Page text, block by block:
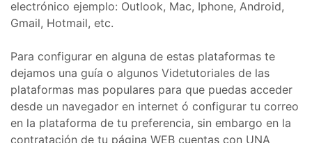
electrónico ejemplo: Outlook, Mac, Iphone, Android,
Gmail, Hotmail, etc.
Para configurar en alguna de estas plataformas te
dejamos una guía o algunos Videtutoriales de las
plataformas mas populares para que puedas acceder
desde un navegador en internet ó configurar tu correo
en la plataforma de tu preferencia, sin embargo en la
contratación de tu página WEB cuentas con UNA